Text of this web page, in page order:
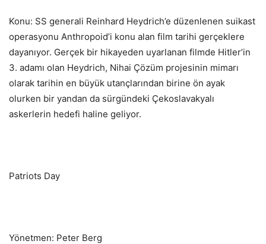
Konu: SS generali Reinhard Heydrich’e düzenlenen suikast
operasyonu Anthropoid’i konu alan film tarihi gerçeklere
dayanıyor. Gerçek bir hikayeden uyarlanan filmde Hitler’in
3. adamı olan Heydrich, Nihai Çözüm projesinin mimarı
olarak tarihin en büyük utançlarından birine ön ayak
olurken bir yandan da sürgündeki Çekoslavakyalı
askerlerin hedefi haline geliyor.
Patriots Day
Yönetmen: Peter Berg